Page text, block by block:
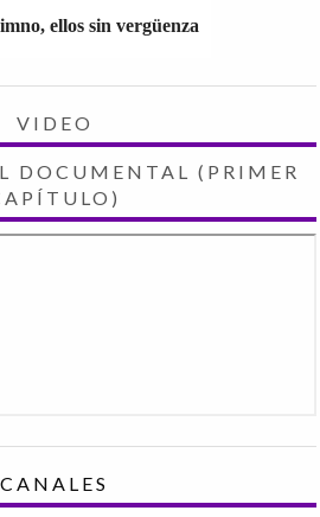
ellos sin vergüenza
VIDEO
DOCUMENTAL (PRIMER
CANALES